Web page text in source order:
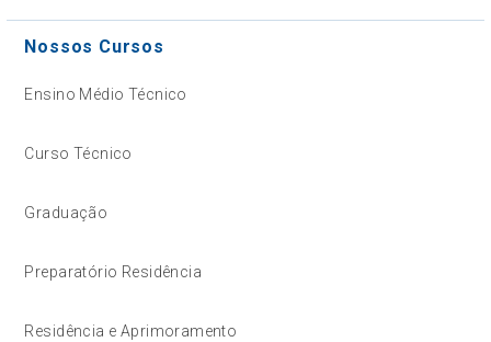
Nossos Cursos
Ensino Médio Técnico
Curso Técnico
Graduação
Preparatório Residência
Residência e Aprimoramento